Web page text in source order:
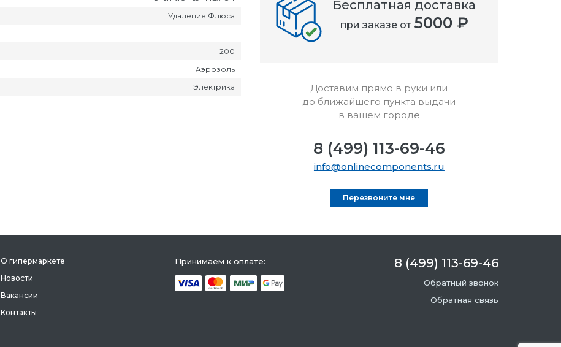
Удаление Флюса
-
200
Аэрозоль
Электрика
Бесплатная доставка
при заказе от 5000 ₽
Доставим прямо в руки или
до ближайшего пункта выдачи
в вашем городе
8 (499) 113-69-46
info@onlinecomponents.ru
Перезвоните мне
О гипермаркете
Новости
Вакансии
Контакты
Принимаем к оплате: 8 (499) 113-69-46
Обратный звонок
Обратная связь